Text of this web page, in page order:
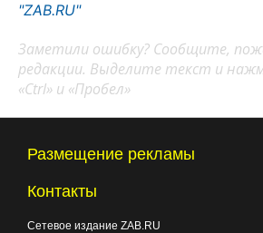
"ZAB.RU"
Заметили ошибку? Сообщите,
редакции. Выделите текст и
«Ctrl» и «Пробел»
Размещение рекламы
Контакты
Сетевое издание ZAB.RU